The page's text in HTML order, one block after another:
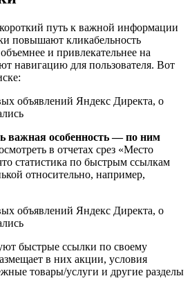
путь к важной информации
повышают кликабельность
и привлекательнее на
навигацию для пользователя. Вот
важная особенность — по ним
в отчетах срез «Место
статистика по быстрым ссылкам
относительно, например,
быстрые ссылки по своему
в них акции, условия
товары/услуги и другие разделы